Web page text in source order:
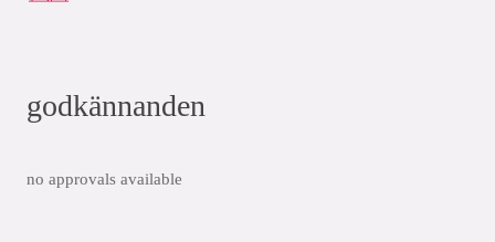
godkännanden
no approvals available